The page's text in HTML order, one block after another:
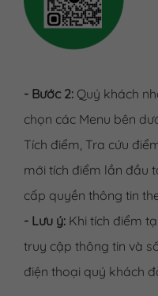
- Bước 2: Quý khách
chọn các Menu bên
Tích điểm, Tra cứu
mới tích điểm lần đầu
cấp quyền thông tin
- Lưu ý: Khi tích điểm
truy cập thông tin và
điện thoại quý khách